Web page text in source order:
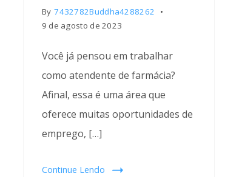
By 7432782Buddha4288262
9 de agosto de 2023
Você já pensou em trabalhar
como atendente de farmácia?
Afinal, essa é uma área que
oferece muitas oportunidades de
emprego, […]
Continue Lendo